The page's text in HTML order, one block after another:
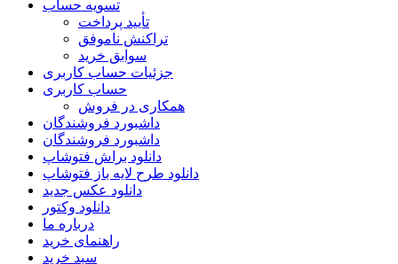
تسویه حساب
تأیید پرداخت
تراکنش ناموفق
سوابق خرید
جزئیات حساب کاربری
حساب کاربری
همکاری در فروش
داشبورد فروشندگان
داشبورد فروشندگان
دانلود براش فتوشاپ
دانلود طرح لایه باز فتوشاپ
دانلود عکس جدید
دانلود وکتور
درباره ما
راهنمای خرید
سبد خرید